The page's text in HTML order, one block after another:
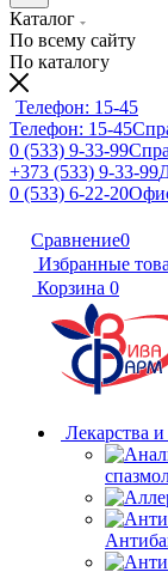
Каталог
По всему сайту
По каталогу
Телефон: 15-45
Телефон: 15-45
0 (533) 9-33-99
+373 (533) 9-33-99
0 (533) 6-22-20
Сравнение0
Избранные
Корзина 0
Лекарства